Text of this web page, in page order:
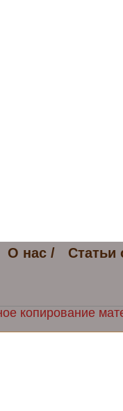
О нас / Статьи
копирование